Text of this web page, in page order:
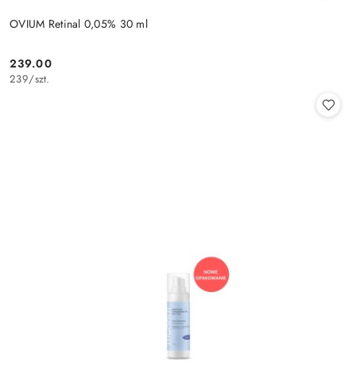
OVIUM Retinal 0,05% 30 ml
Cena:
239.00
239/szt.